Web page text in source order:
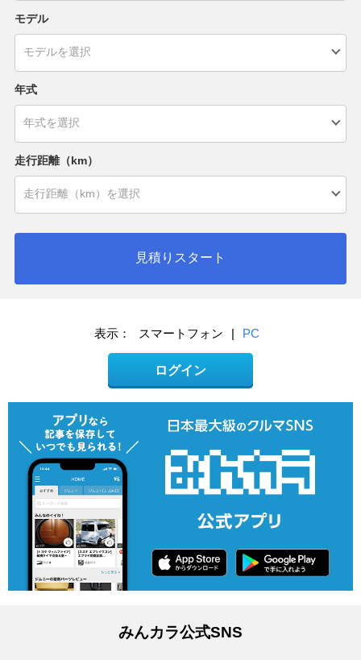
モデル
年式
走行距離（km）
見積りスタート
表示： スマートフォン | PC
ログイン
みんカラ公式SNS